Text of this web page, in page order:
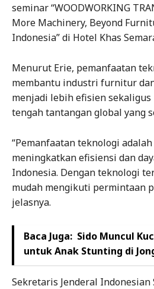
seminar “WOODWORKING
More Machinery, Beyond
Indonesia” di Hotel Khas
Menurut Erie, pemanfaatan
membantu industri furnitur
menjadi lebih efisien
tengah tantangan global yang
“Pemanfaatan teknologi
meningkatkan efisiensi dan
Indonesia. Dengan teknologi
mudah mengikuti permintaan
jelasnya.
Baca Juga: Sido Muncul
untuk Anak Stunting di
Sekretaris Jenderal Indonesian